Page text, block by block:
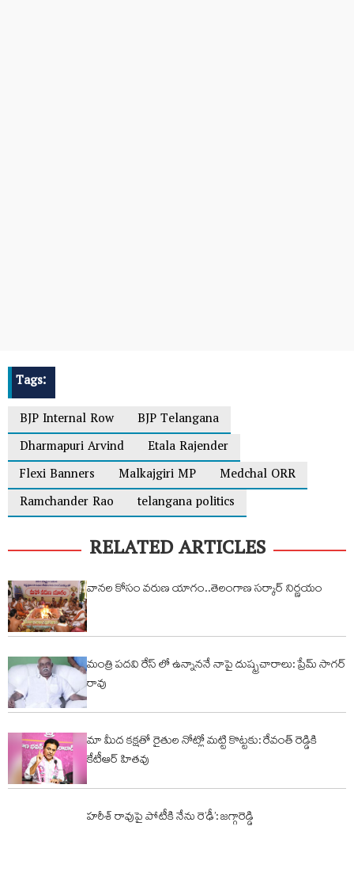
Tags:
BJP Internal Row
BJP Telangana
Dharmapuri Arvind
Etala Rajender
Flexi Banners
Malkajgiri MP
Medchal ORR
Ramchander Rao
telangana politics
RELATED ARTICLES
వానల కోసం వరుణ యాగం..తెలంగాణ సర్కార్ నిర్ణయం
మంత్రి పదవి రేస్ లో ఉన్నాననే నాపై దుష్ఫ్రచారాలు: ప్రేమ్ సాగర్
రావు
మా మీద కక్షతో రైతుల నోట్లో మట్టి కొట్టకు: రేవంత్ రెడ్డికి
కేటీఆర్ హితవు
హరీశ్ రావుపై పోటీకి నేను రె’ఢీ’: జగ్గారెడ్డి